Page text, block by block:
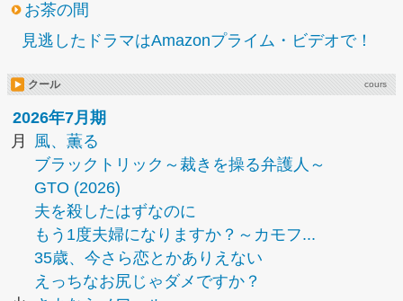
お茶の間
見逃したドラマはAmazonプライム・ビデオで！
クール cours
2026年7月期
月
風、薫る
ブラックトリック～裁きを操る弁護人～
GTO (2026)
夫を殺したはずなのに
もう1度夫婦になりますか？～カモフ...
35歳、今さら恋とかありえない
えっちなお尻じゃダメですか？